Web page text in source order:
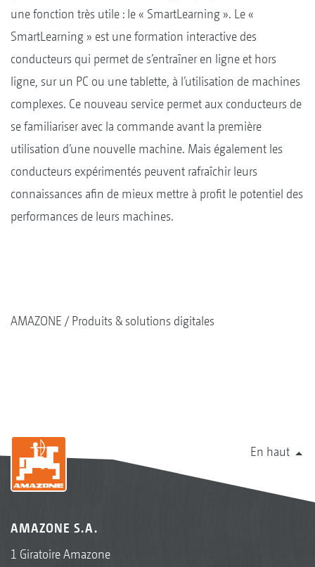
une fonction très utile : le « SmartLearning ». Le «
SmartLearning » est une formation interactive des
conducteurs qui permet de s’entraîner en ligne et hors
ligne, sur un PC ou une tablette, à l’utilisation de machines
complexes. Ce nouveau service permet aux conducteurs de
se familiariser avec la commande avant la première
utilisation d’une nouvelle machine. Mais également les
conducteurs expérimentés peuvent rafraîchir leurs
connaissances afin de mieux mettre à profit le potentiel des
performances de leurs machines.
AMAZONE Produits & solutions digitales
En haut
AMAZONE S.A.
1 Giratoire Amazone